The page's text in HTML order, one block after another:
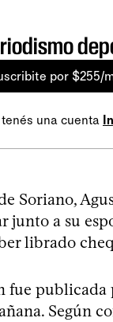
por $255/
tenés una cuenta
Soriano,
junto a su
librado
fue publicada
Según